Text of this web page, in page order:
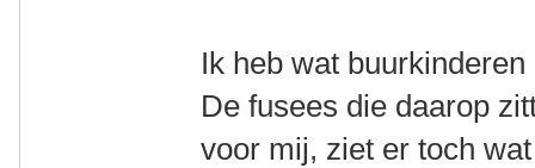
Ik heb wat
De fusees die daarop
voor mij, ziet er toch